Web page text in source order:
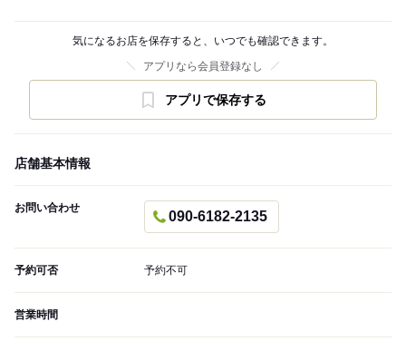
気になるお店を保存すると、いつでも確認できます。
アプリなら会員登録なし
アプリで保存する
店舗基本情報
お問い合わせ
090-6182-2135
予約可否 予約不可
営業時間